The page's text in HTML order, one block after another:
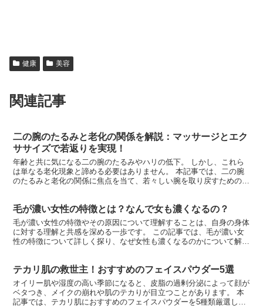
健康 美容
関連記事
二の腕のたるみと老化の関係を解説：マッサージとエク
ササイズで若返りを実現！
年齢と共に気になる二の腕のたるみやハリの低下。 しかし、これら
は単なる老化現象と諦める必要はありません。 本記事では、二の腕
のたるみと老化の関係に焦点を当て、若々しい腕を取り戻すための方
めの効果的なアプローチを実践し、美しい二の腕への道を歩みましょ
う。
毛が濃い女性の特徴とは？なんで女も濃くなるの？
毛が濃い女性の特徴やその原因について理解することは、自身の身体
に対する理解と共感を深める一歩です。 この記事では、毛が濃い女
性の特徴について詳しく探り、なぜ女性も濃くなるのかについて解説
テカリ肌の救世主！おすすめのフェイスパウダー5選
オイリー肌や湿度の高い季節になると、皮脂の過剰分泌によって顔が
ベタつき、メイクの崩れや肌のテカりが目立つことがあります。 本
記事では、テカリ肌におすすめのフェイスパウダーを5種類厳選し、